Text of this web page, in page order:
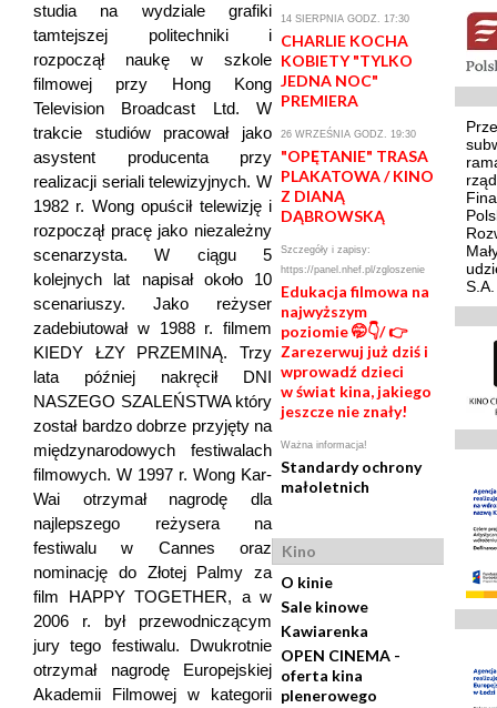
studia na wydziale grafiki
tamtejszej politechniki i
rozpoczął naukę w szkole
filmowej przy Hong Kong
Television Broadcast Ltd. W
trakcie studiów pracował jako
asystent producenta przy
realizacji seriali telewizyjnych. W
1982 r. Wong opuścił telewizję i
rozpoczął pracę jako niezależny
scenarzysta. W ciągu 5
kolejnych lat napisał około 10
scenariuszy. Jako reżyser
zadebiutował w 1988 r. filmem
KIEDY ŁZY PRZEMINĄ. Trzy
lata później nakręcił DNI
NASZEGO SZALEŃSTWA który
został bardzo dobrze przyjęty na
międzynarodowych festiwalach
filmowych. W 1997 r. Wong Kar-
Wai otrzymał nagrodę dla
najlepszego reżysera na
festiwalu w Cannes oraz
nominację do Złotej Palmy za
film HAPPY TOGETHER, a w
2006 r. był przewodniczącym
jury tego festiwalu. Dwukrotnie
otrzymał nagrodę Europejskiej
Akademii Filmowej w kategorii
14 SIERPNIA GODZ. 17:30
CHARLIE KOCHA
KOBIETY "TYLKO
JEDNA NOC"
PREMIERA
26 WRZEŚNIA GODZ. 19:30
"OPĘTANIE" TRASA
PLAKATOWA / KINO
Z DIANĄ
DĄBROWSKĄ
Szczegóły i zapisy:
https://panel.nhef.pl/zgloszenie
Edukacja filmowa na
najwyższym
poziomie 🤭👇/ 👉
Zarezerwuj już dziś i
wprowadź dzieci
w świat kina, jakiego
jeszcze nie znały!
Ważna informacja!
Standardy ochrony
małoletnich
Kino
O kinie
Sale kinowe
Kawiarenka
OPEN CINEMA -
oferta kina
plenerowego
S.A.